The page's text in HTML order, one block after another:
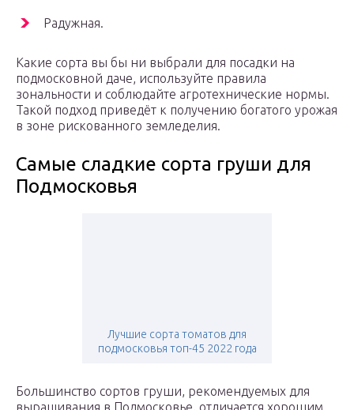
Радужная.
Какие сорта вы бы ни выбрали для посадки на
подмосковной даче, используйте правила
зональности и соблюдайте агротехнические нормы.
Такой подход приведёт к получению богатого урожая
в зоне рискованного земледелия.
Самые сладкие сорта груши для
Подмосковья
Лучшие сорта томатов для
подмосковья топ-45 2022 года
Большинство сортов груши, рекомендуемых для
выращивания в Подмосковье, отличается хорошим